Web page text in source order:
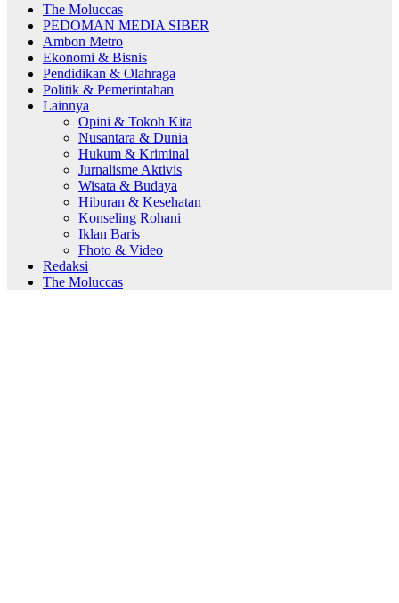
The Moluccas
PEDOMAN MEDIA SIBER
Ambon Metro
Ekonomi & Bisnis
Pendidikan & Olahraga
Politik & Pemerintahan
Lainnya
Opini & Tokoh Kita
Nusantara & Dunia
Hukum & Kriminal
Jurnalisme Aktivis
Wisata & Budaya
Hiburan & Kesehatan
Konseling Rohani
Iklan Baris
Fhoto & Video
Redaksi
The Moluccas